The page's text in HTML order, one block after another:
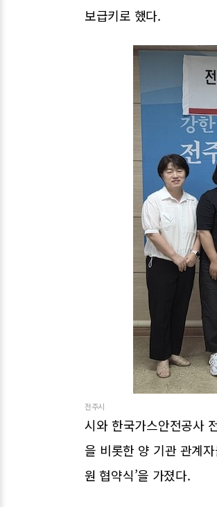
보급키로 했다.
전주시
시와 한국가스안전공사
을 비롯한 양 기관 관계
원 협약식’을 가졌다.